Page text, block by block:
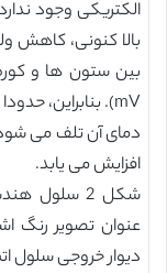
الکتریکی وجود
بالا کنونی، کاهش
دمای آن تلف می
افزایش می یابد.
شکل 2 سلول
دیوار خروجی سلول